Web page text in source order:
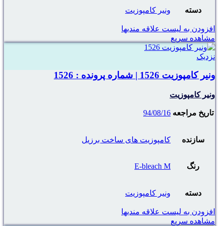
دسته ونیر کامپوزیت
افزودن به لیست علاقه مندیها
مشاهده سریع
نزدیک
ونیر کامپوزیت 1526 | شماره پرونده : 1526
ونیر کامپوزیت
تاریخ مراجعه 94/08/16
سازنده کامپوزیت های ساخت برزیل
رنگ E-bleach M
دسته ونیر کامپوزیت
افزودن به لیست علاقه مندیها
مشاهده سریع